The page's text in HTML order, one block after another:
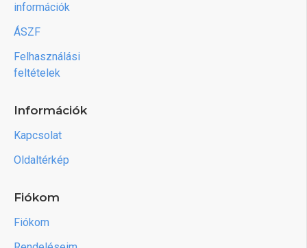
információk
ÁSZF
Felhasználási
feltételek
Információk
Kapcsolat
Oldaltérkép
Fiókom
Fiókom